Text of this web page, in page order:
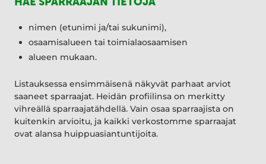
nimen (etunimi ja/tai sukunimi),
osaamisalueen tai toimialaosaamisen
alueen mukaan.
Listauksessa ensimmäisenä näkyvät parhaat arviot
saaneet sparraajat. Heidän profiilinsa on merkitty
vihreällä sparraajatähdellä. Vain osaa sparraajista on
kuitenkin arvioitu, ja kaikki verkostomme sparraajat
ovat alansa huippuasiantuntijoita.